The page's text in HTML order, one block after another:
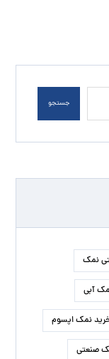
جستجو
نمک
آبی
نمک اپسوم
صنعتی